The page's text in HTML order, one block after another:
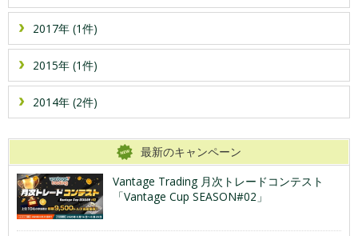
2017年 (1件)
2015年 (1件)
2014年 (2件)
最新のキャンペーン
Vantage Trading 月次トレードコンテスト
「Vantage Cup SEASON#02」